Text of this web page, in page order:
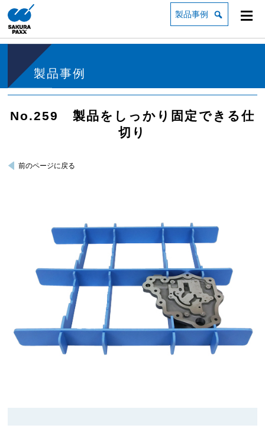
製品事例
製品事例
No.259 製品をしっかり固定できる仕
切り
前のページに戻る